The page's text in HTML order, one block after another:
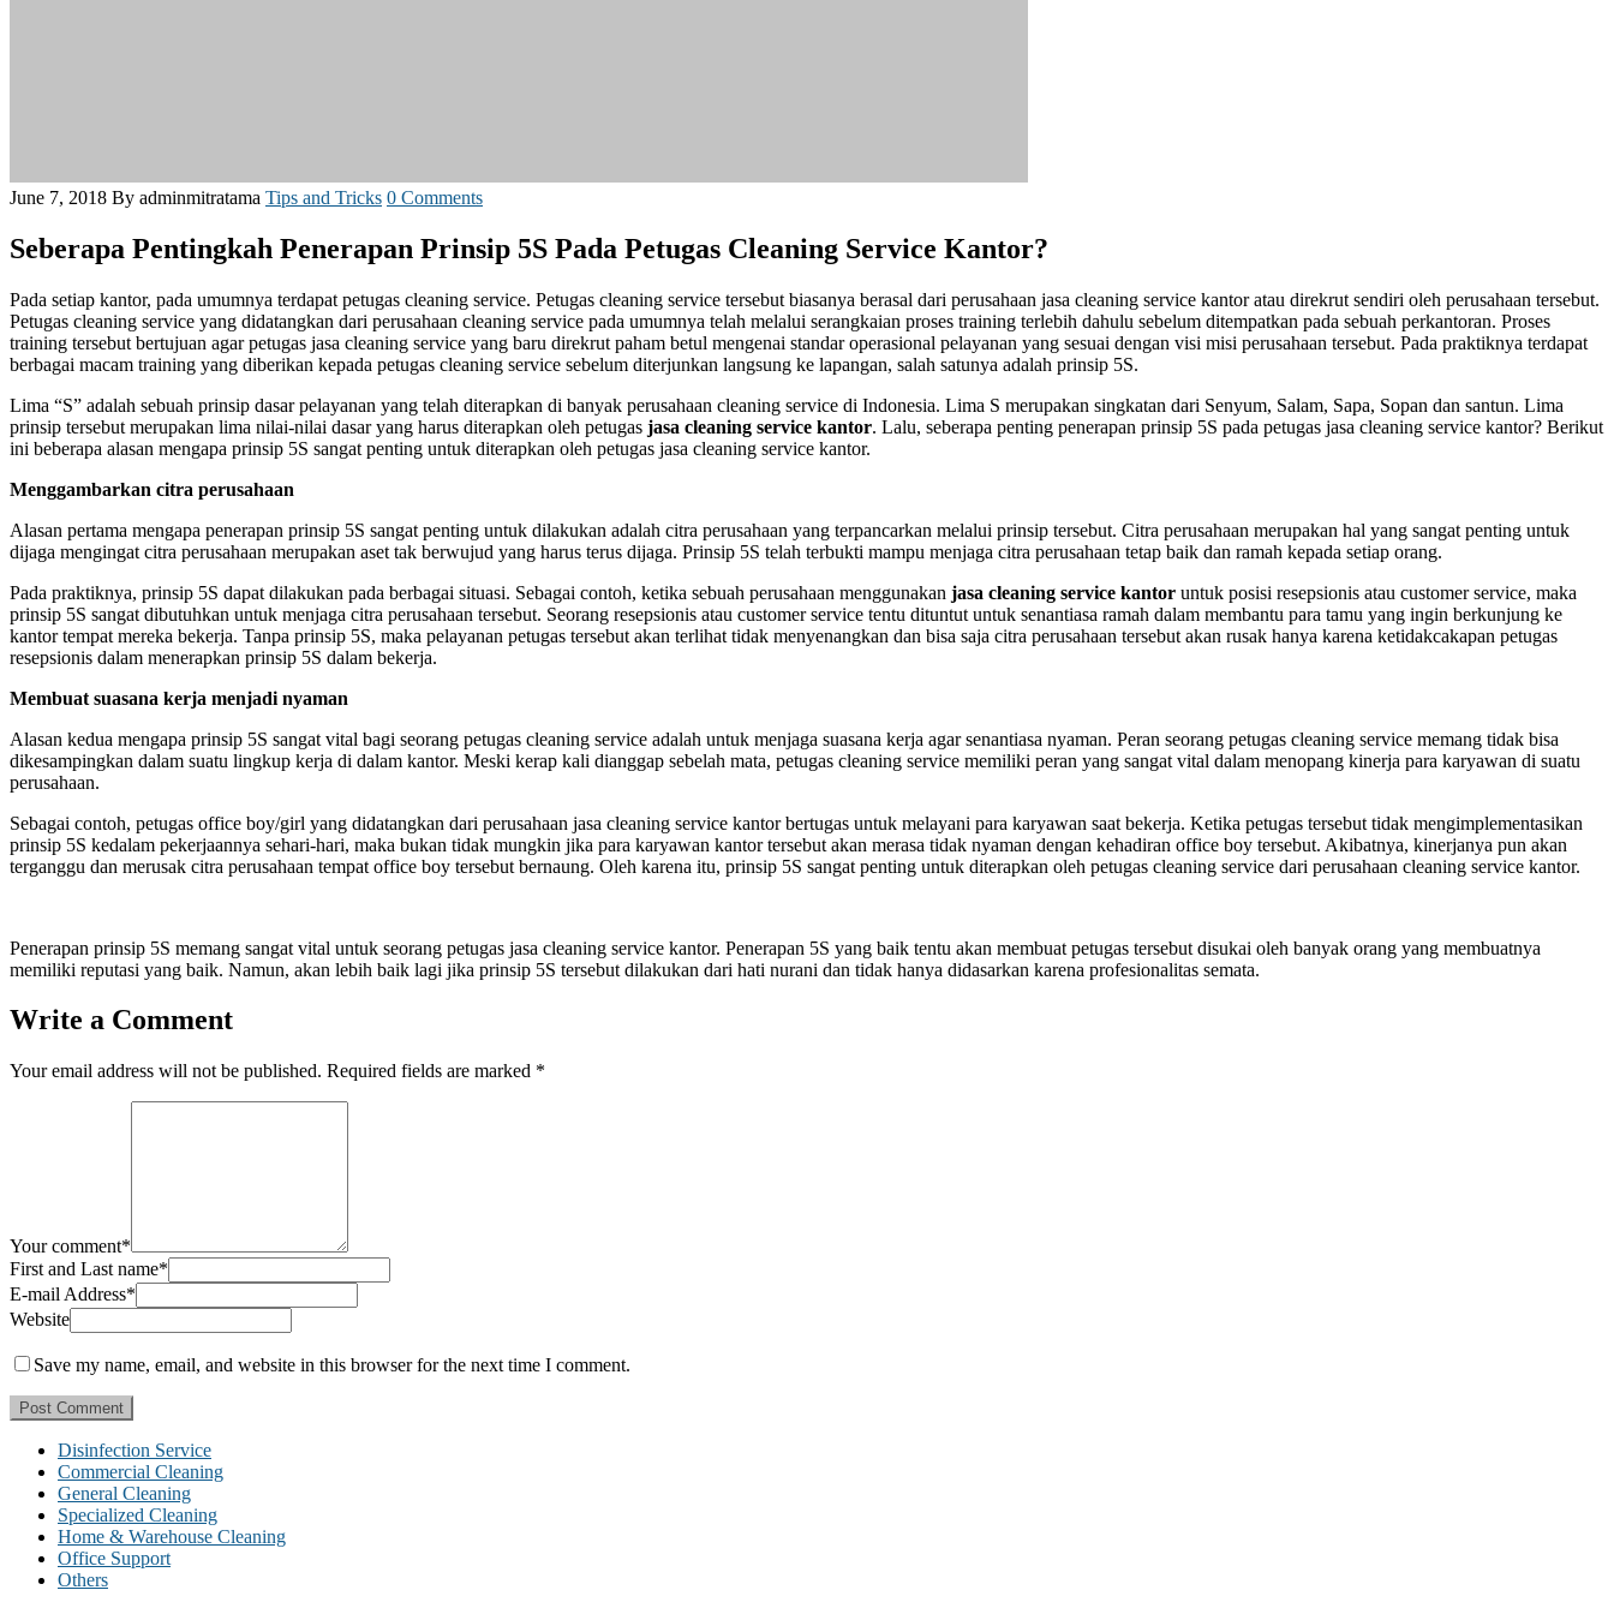
June 7, 2018 By adminmitratama Tips and Tricks 0 Comments
Seberapa Pentingkah Penerapan Prinsip 5S Pada Petugas Cleaning Service Kantor?
Pada setiap kantor, pada umumnya terdapat petugas cleaning service. Petugas cleaning service tersebut biasanya berasal dari perusahaan jasa cleaning service kantor atau direkrut sendiri oleh perusahaan tersebut.
Petugas cleaning service yang didatangkan dari perusahaan cleaning service pada umumnya telah melalui serangkaian proses training terlebih dahulu sebelum ditempatkan pada sebuah perkantoran. Proses
training tersebut bertujuan agar petugas jasa cleaning service yang baru direkrut paham betul mengenai standar operasional pelayanan yang sesuai dengan visi misi perusahaan tersebut. Pada praktiknya terdapat
berbagai macam training yang diberikan kepada petugas cleaning service sebelum diterjunkan langsung ke lapangan, salah satunya adalah prinsip 5S.
Lima “S” adalah sebuah prinsip dasar pelayanan yang telah diterapkan di banyak perusahaan cleaning service di Indonesia. Lima S merupakan singkatan dari Senyum, Salam, Sapa, Sopan dan santun. Lima
prinsip tersebut merupakan lima nilai-nilai dasar yang harus diterapkan oleh petugas jasa cleaning service kantor. Lalu, seberapa penting penerapan prinsip 5S pada petugas jasa cleaning service kantor? Berikut
ini beberapa alasan mengapa prinsip 5S sangat penting untuk diterapkan oleh petugas jasa cleaning service kantor.
Menggambarkan citra perusahaan
Alasan pertama mengapa penerapan prinsip 5S sangat penting untuk dilakukan adalah citra perusahaan yang terpancarkan melalui prinsip tersebut. Citra perusahaan merupakan hal yang sangat penting untuk
dijaga mengingat citra perusahaan merupakan aset tak berwujud yang harus terus dijaga. Prinsip 5S telah terbukti mampu menjaga citra perusahaan tetap baik dan ramah kepada setiap orang.
Pada praktiknya, prinsip 5S dapat dilakukan pada berbagai situasi. Sebagai contoh, ketika sebuah perusahaan menggunakan jasa cleaning service kantor untuk posisi resepsionis atau customer service, maka
prinsip 5S sangat dibutuhkan untuk menjaga citra perusahaan tersebut. Seorang resepsionis atau customer service tentu dituntut untuk senantiasa ramah dalam membantu para tamu yang ingin berkunjung ke
kantor tempat mereka bekerja. Tanpa prinsip 5S, maka pelayanan petugas tersebut akan terlihat tidak menyenangkan dan bisa saja citra perusahaan tersebut akan rusak hanya karena ketidakcakapan petugas
resepsionis dalam menerapkan prinsip 5S dalam bekerja.
Membuat suasana kerja menjadi nyaman
Alasan kedua mengapa prinsip 5S sangat vital bagi seorang petugas cleaning service adalah untuk menjaga suasana kerja agar senantiasa nyaman. Peran seorang petugas cleaning service memang tidak bisa
dikesampingkan dalam suatu lingkup kerja di dalam kantor. Meski kerap kali dianggap sebelah mata, petugas cleaning service memiliki peran yang sangat vital dalam menopang kinerja para karyawan di suatu
perusahaan.
Sebagai contoh, petugas office boy/girl yang didatangkan dari perusahaan jasa cleaning service kantor bertugas untuk melayani para karyawan saat bekerja. Ketika petugas tersebut tidak mengimplementasikan
prinsip 5S kedalam pekerjaannya sehari-hari, maka bukan tidak mungkin jika para karyawan kantor tersebut akan merasa tidak nyaman dengan kehadiran office boy tersebut. Akibatnya, kinerjanya pun akan
terganggu dan merusak citra perusahaan tempat office boy tersebut bernaung. Oleh karena itu, prinsip 5S sangat penting untuk diterapkan oleh petugas cleaning service dari perusahaan cleaning service kantor.
Penerapan prinsip 5S memang sangat vital untuk seorang petugas jasa cleaning service kantor. Penerapan 5S yang baik tentu akan membuat petugas tersebut disukai oleh banyak orang yang membuatnya
memiliki reputasi yang baik. Namun, akan lebih baik lagi jika prinsip 5S tersebut dilakukan dari hati nurani dan tidak hanya didasarkan karena profesionalitas semata.
Write a Comment
Your email address will not be published. Required fields are marked *
Your comment*
First and Last name*
E-mail Address*
Website
Save my name, email, and website in this browser for the next time I comment.
Disinfection Service
Commercial Cleaning
General Cleaning
Specialized Cleaning
Home & Warehouse Cleaning
Office Support
Others